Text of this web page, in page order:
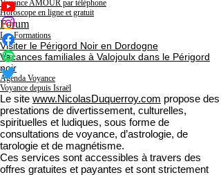
Voyance AMOUR par téléphone
Horoscope en ligne et gratuit
Forum
Les Formations
Visiter le Périgord Noir en Dordogne
Vacances familiales à Valojoulx dans le Périgord
noir
Agenda Voyance
Voyance depuis Israël
Le site www.NicolasDuquerroy.com propose des
prestations de divertissement, culturelles,
spirituelles et ludiques, sous forme de
consultations de voyance, d’astrologie, de
tarologie et de magnétisme.
Ces services sont accessibles à travers des
offres gratuites et payantes et sont strictement